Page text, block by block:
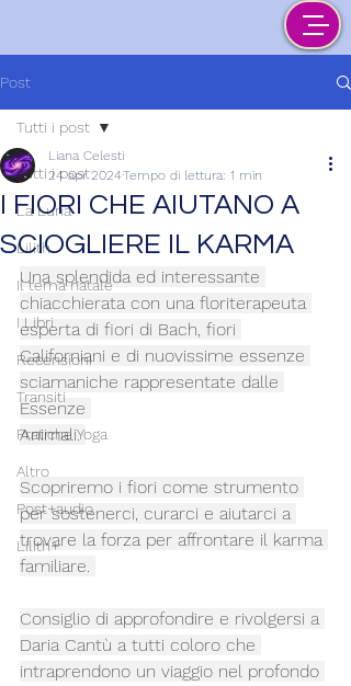
Post
Tutti i post
La Luna
Lilith
Il tema natale
I Libri
Recensioni
Transiti
Pratiche Yoga
Altro
Post+audio
Lilith+
Tutti i post
I FIORI CHE AIUTANO A
SCIOGLIERE IL KARMA
Liana Celesti
24 apr 2024Tempo di lettura: 1 min
Una splendida ed interessante
chiacchierata con una floriterapeuta
esperta di fiori di Bach, fiori
Californiani e di nuovissime essenze
sciamaniche rappresentate dalle
Essenze
Animali.
Scopriremo i fiori come strumento
per sostenerci, curarci e aiutarci a
trovare la forza per affrontare il karma
familiare.
Consiglio di approfondire e rivolgersi a
Daria Cantù a tutti coloro che
intraprendono un viaggio nel profondo